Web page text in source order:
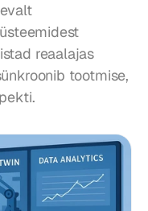
reaalajas
tootmise,